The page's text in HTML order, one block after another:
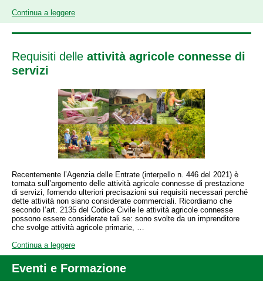
Continua a leggere
Requisiti delle attività agricole connesse di
servizi
Recentemente l’Agenzia delle Entrate (interpello n. 446 del 2021) è
tornata sull’argomento delle attività agricole connesse di prestazione
di servizi, fornendo ulteriori precisazioni sui requisiti necessari perché
dette attività non siano considerate commerciali. Ricordiamo che
secondo l’art. 2135 del Codice Civile le attività agricole connesse
possono essere considerate tali se: sono svolte da un imprenditore
che svolge attività agricole primarie, …
Continua a leggere
Eventi e Formazione